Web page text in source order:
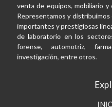
venta de equipos, mobiliario y
Representamos y distribuimos
importantes y prestigiosas
de laboratorio en los
forense, automotriz,
investigación, entre otros.